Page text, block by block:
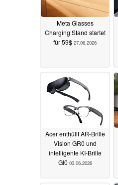
Meta Glasses
Charging Stand startet
für 59$ 27.06.2026
Acer enthüllt AR-Brille
Vision GR0 und
intelligente KI-Brille
GI0 03.06.2026